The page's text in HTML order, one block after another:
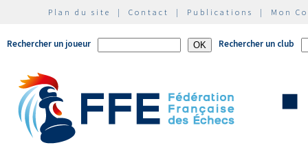
Plan du site | Contact | Publications | Mon
Rechercher un joueur Rechercher un club